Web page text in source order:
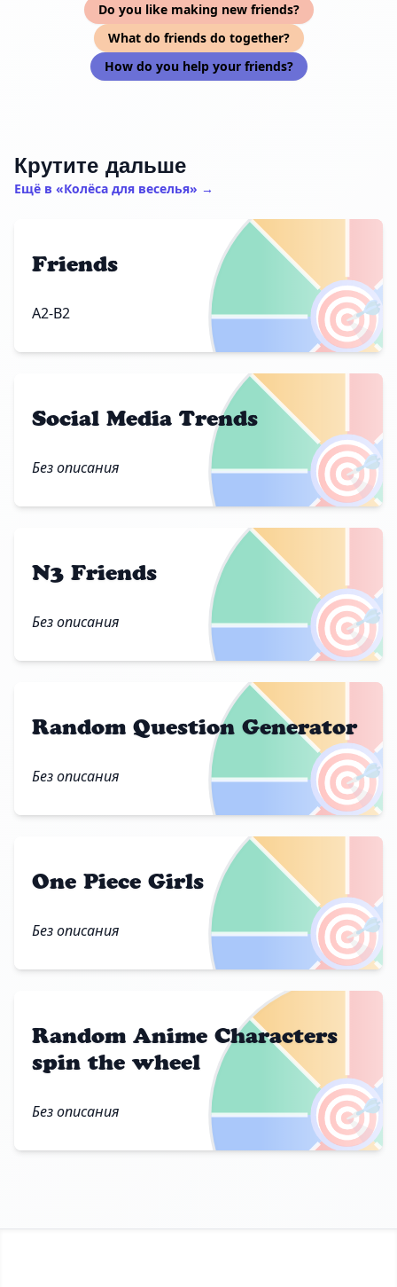
Do you like making new friends?
What do friends do together?
How do you help your friends?
Крутите дальше
Ещё в «Колёса для веселья» →
🎯
Friends
A2-B2
🎯
Social Media Trends
Без описания
🎯
N3 Friends
Без описания
🎯
Random Question Generator
Без описания
🎯
One Piece Girls
Без описания
🎯
Random Anime Characters
spin the wheel
Без описания